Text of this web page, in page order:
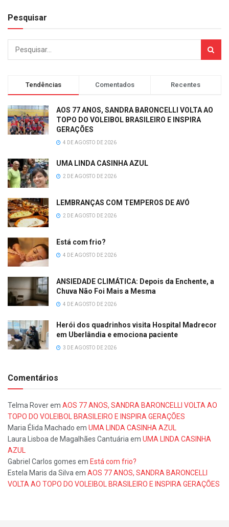
Pesquisar
Tendências Comentados Recentes
AOS 77 ANOS, SANDRA BARONCELLI VOLTA AO
TOPO DO VOLEIBOL BRASILEIRO E INSPIRA
GERAÇÕES
4 DE AGOSTO DE 2026
UMA LINDA CASINHA AZUL
2 DE AGOSTO DE 2026
LEMBRANÇAS COM TEMPEROS DE AVÓ
2 DE AGOSTO DE 2026
Está com frio?
4 DE AGOSTO DE 2026
ANSIEDADE CLIMÁTICA: Depois da Enchente, a
Chuva Não Foi Mais a Mesma
4 DE AGOSTO DE 2026
Herói dos quadrinhos visita Hospital Madrecor
em Uberlândia e emociona paciente
3 DE AGOSTO DE 2026
Comentários
Telma Roverem AOS 77 ANOS, SANDRA BARONCELLI VOLTA AO
TOPO DO VOLEIBOL BRASILEIRO E INSPIRA GERAÇÕES
Maria Élida Machado em UMA LINDA CASINHA AZUL
Laura Lisboa de Magalhães Cantuária em UMA LINDA CASINHA
AZUL
Gabriel Carlos gomes em Está com frio?
Estela Maris da Silva em AOS 77 ANOS, SANDRA BARONCELLI
VOLTA AO TOPO DO VOLEIBOL BRASILEIRO E INSPIRA GERAÇÕES